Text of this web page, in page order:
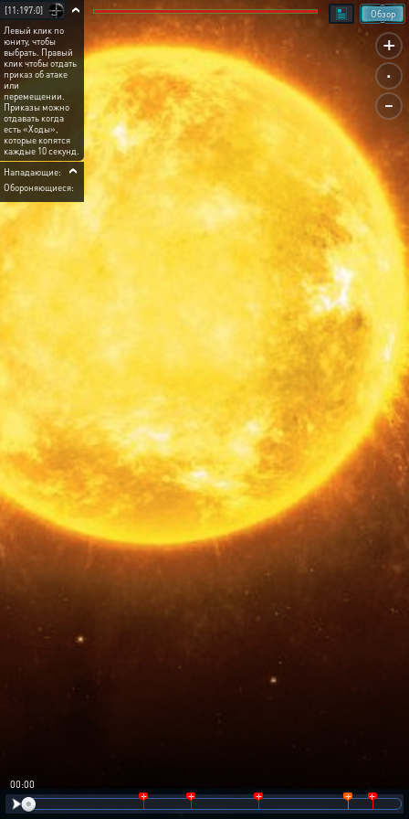
+
.
-
Обзор
[11:197:0]
Левый клик по
юниту, чтобы
выбрать. Правый
клик чтобы отдать
приказ об атаке
или
перемещении.
Приказы можно
отдавать когда
есть «Ходы»,
которые копятся
каждые 10 секунд.
Нападающие:
Обороняющиеся:
00:00